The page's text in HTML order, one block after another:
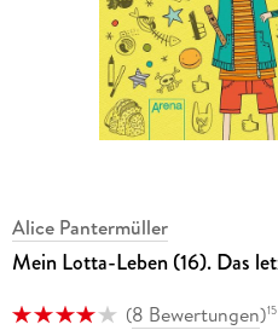
Alice Pantermüller
Mein Lotta-Leben (16). Das
(8 Bewertungen)15